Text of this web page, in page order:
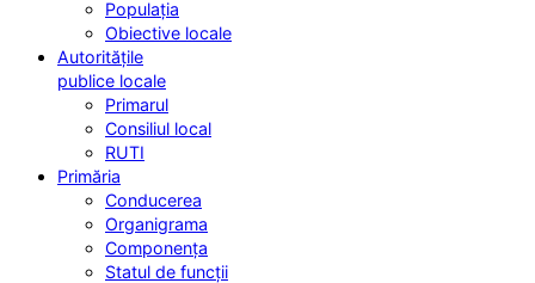
Populația
Obiective locale
Autoritățile
publice locale
Primarul
Consiliul local
RUTI
Primăria
Conducerea
Organigrama
Componența
Statul de funcții